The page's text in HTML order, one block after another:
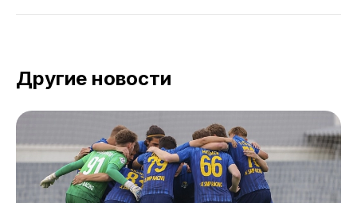
Другие новости